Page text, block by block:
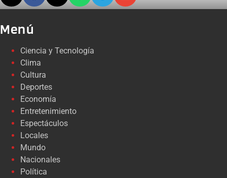
Menú
Ciencia y Tecnología
Clima
Cultura
Deportes
Economía
Entretenimiento
Espectáculos
Locales
Mundo
Nacionales
Política